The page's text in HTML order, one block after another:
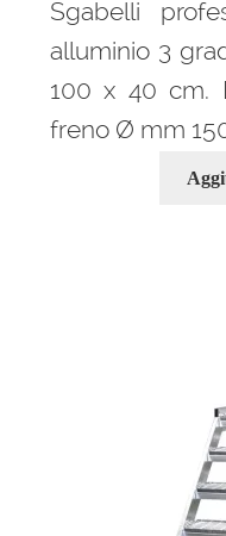
Sgabelli
alluminio 3
100 x 40 cm.
freno Ø mm